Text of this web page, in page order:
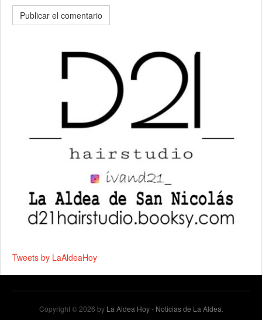
Tweets by LaAldeaHoy
Copyright © 2026 by La Aldea Hoy - Noticias de La Aldea